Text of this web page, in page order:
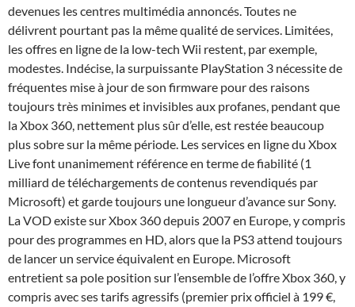
devenues les centres multimédia annoncés. Toutes ne
délivrent pourtant pas la même qualité de services. Limitées,
les offres en ligne de la low-tech Wii restent, par exemple,
modestes. Indécise, la surpuissante PlayStation 3 nécessite de
fréquentes mise à jour de son firmware pour des raisons
toujours très minimes et invisibles aux profanes, pendant que
la Xbox 360, nettement plus sûr d’elle, est restée beaucoup
plus sobre sur la même période. Les services en ligne du Xbox
Live font unanimement référence en terme de fiabilité (1
milliard de téléchargements de contenus revendiqués par
Microsoft) et garde toujours une longueur d’avance sur Sony.
La VOD existe sur Xbox 360 depuis 2007 en Europe, y compris
pour des programmes en HD, alors que la PS3 attend toujours
de lancer un service équivalent en Europe. Microsoft
entretient sa pole position sur l’ensemble de l’offre Xbox 360, y
compris avec ses tarifs agressifs (premier prix officiel à 199 €,